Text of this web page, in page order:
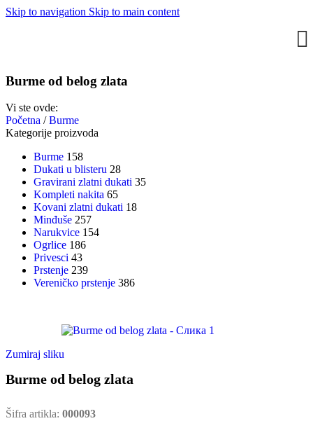
Skip to navigation Skip to main content
Burme od belog zlata
Vi ste ovde:
Početna / Burme
Kategorije proizvoda
Burme 158
Dukati u blisteru 28
Gravirani zlatni dukati 35
Kompleti nakita 65
Kovani zlatni dukati 18
Minđuše 257
Narukvice 154
Ogrlice 186
Privesci 43
Prstenje 239
Vereničko prstenje 386
Zumiraj sliku
Burme od belog zlata
Šifra artikla: 000093